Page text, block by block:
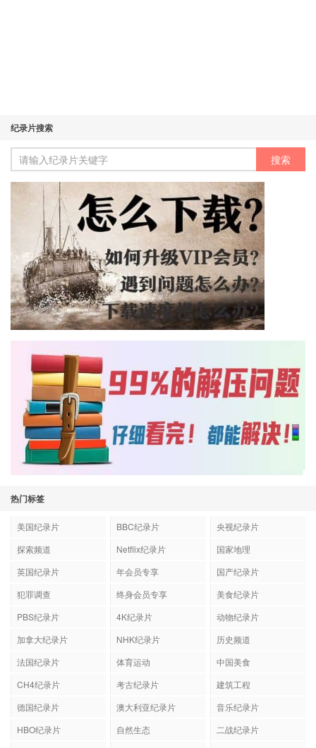
纪录片搜索
热门标签
美国纪录片 BBC纪录片
央视纪录片
探索频道
Netflix纪录片
国家地理
英国纪录片
年会员专享
国产纪录片
犯罪调查
终身会员专享
美食纪录片
PBS纪录片
4K纪录片
动物纪录片
加拿大纪录片
NHK纪录片
历史频道
法国纪录片
体育运动
中国美食
CH4纪录片
考古纪录片
建筑工程
德国纪录片
澳大利亚纪录片
音乐纪录片
HBO纪录片
自然生态
二战纪录片